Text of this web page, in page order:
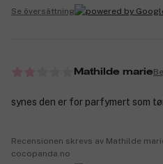
Se översättning
Mathilde marie
synes den er for parfymert som
Recensionen skrevs av Mathilde
cocopanda.no